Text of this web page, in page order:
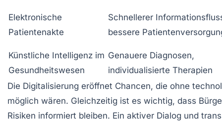
Elektronische
Patientenakte
Schnellerer
bessere
Künstliche Intelligenz im
Gesundheitswesen
Genauere Diagnosen,
individualisierte Therapien
Die Digitalisierung eröffnet Chancen, die ohne
möglich wären. Gleichzeitig ist es wichtig, dass
Risiken informiert bleiben. Ein aktiver Dialog und